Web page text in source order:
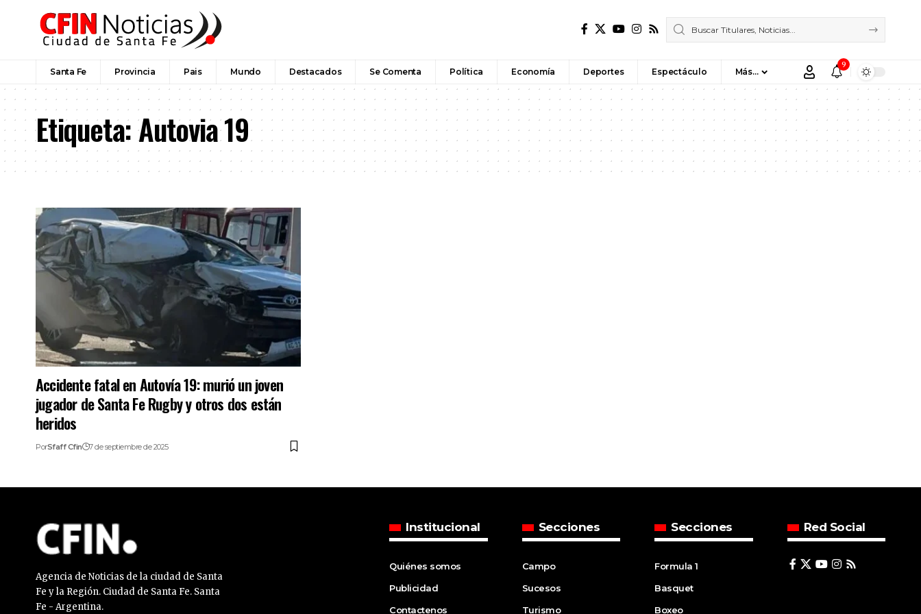
Santa Fe Provincia Pais Mundo Destacados Se Comenta Política Economía Deportes Espectáculo Más…
9
Etiqueta:Autovia 19
Accidente fatal en Autovía 19: murió un joven
jugador de Santa Fe Rugby y otros dos están
heridos
PorSfaff Cfin 7 de septiembre de 2025
Agencia de Noticias de la ciudad de Santa
Fe y la Región. Ciudad de Santa Fe. Santa
Fe - Argentina.
Institucional
Quiénes somos
Publicidad
Contactenos
Secciones
Campo
Sucesos
Turismo
Secciones
Formula 1
Basquet
Boxeo
Red Social